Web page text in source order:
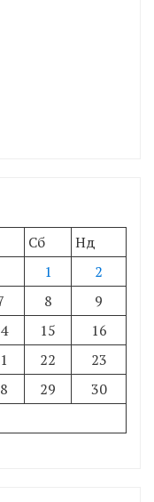
Сб
Нд
1
2
8
9
15
16
22
23
29
30